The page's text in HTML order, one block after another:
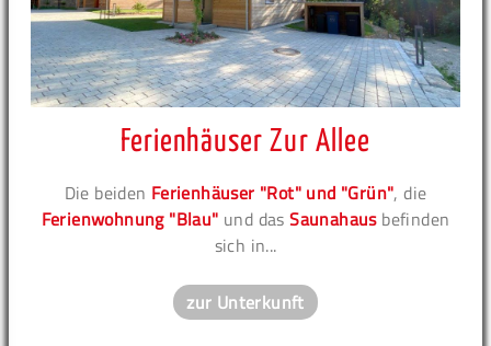
Ferienhäuser Zur Allee
Die beiden Ferienhäuser "Rot" und "Grün", die
Ferienwohnung "Blau" und dasSaunahausbefinden
sich in...
zur Unterkunft